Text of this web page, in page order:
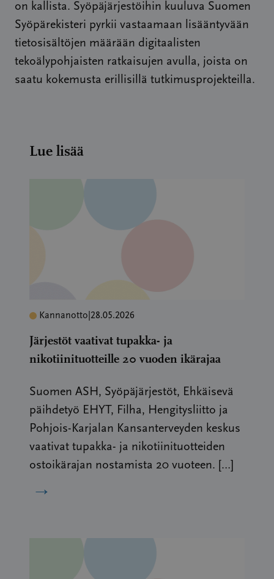
on kallista. Syöpäjärjestöihin kuuluva Suomen
Syöpärekisteri pyrkii vastaamaan lisääntyvään
tietosisältöjen määrään digitaalisten
tekoälypohjaisten ratkaisujen avulla, joista on
saatu kokemusta erillisillä tutkimusprojekteilla.
Lue lisää
Kannanotto 28.05.2026
Järjestöt vaativat tupakka- ja
nikotiinituotteille 20 vuoden ikärajaa
Suomen ASH, Syöpäjärjestöt, Ehkäisevä
päihdetyö EHYT, Filha, Hengitysliitto ja
Pohjois-Karjalan Kansanterveyden keskus
vaativat tupakka- ja nikotiinituotteiden
ostoikärajan nostamista 20 vuoteen. […]
→